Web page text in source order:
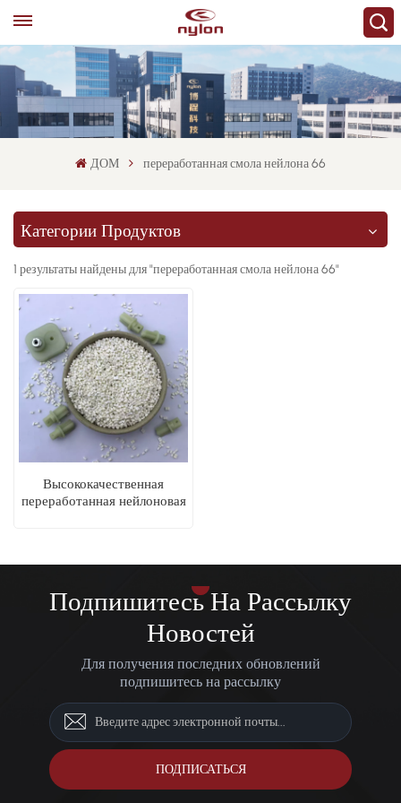
ДОМ переработанная смола нейлона 66
Категории Продуктов
1 результаты найдены для "переработанная смола нейлона 66"
Высококачественная
переработанная нейлоновая
Подпишитесь На Рассылку
Новостей
Для получения последних обновлений
подпишитесь на рассылку